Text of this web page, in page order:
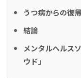
うつ病からの復
結論
メンタルヘルス
ウド」